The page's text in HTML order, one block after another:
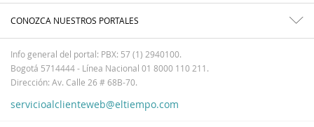
CONOZCA NUESTROS PORTALES
Info general del portal: PBX: 57 (1) 2940100.
Bogotá 5714444 - Línea Nacional 01 8000 110 211.
Dirección: Av. Calle 26 # 68B-70.
servicioalclienteweb@eltiempo.com